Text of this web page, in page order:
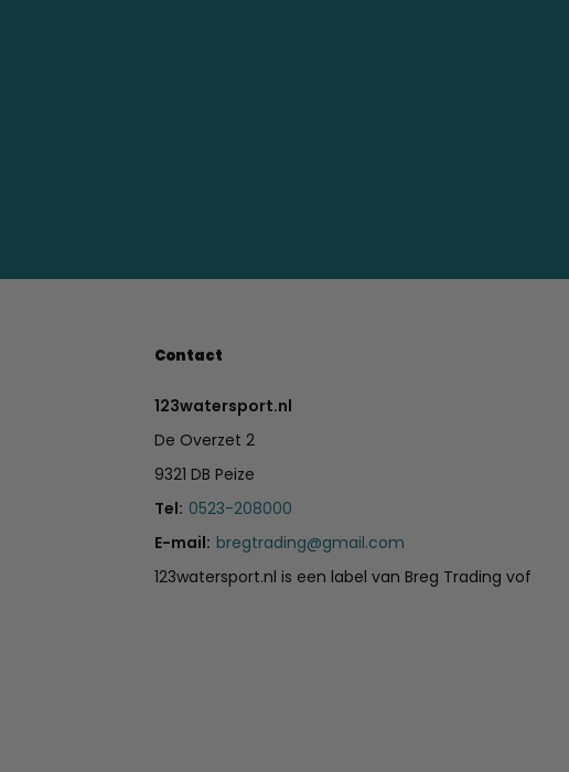
Contact
123watersport.nl
De Overzet 2
9321 DB Peize
Tel: 0523-208000
E-mail: bregtrading@gmail.com
123watersport.nl is een label van Breg Trading vof